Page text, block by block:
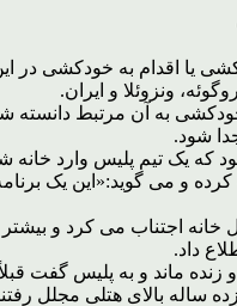
یا اقدام به خودکشی در
ونزوئلا و ایران.
به آن مرتبط
شود.
یک تیم پلیس وارد خانه
و می گوید:«این یک
اجتناب می کرد و
داد.
زنده ماند و به پلیس
ساله بالای هتلی